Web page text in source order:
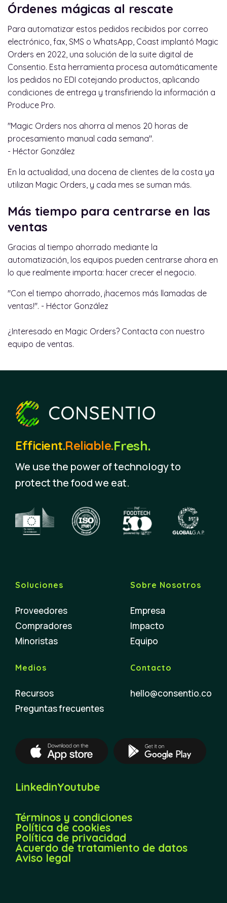
Órdenes mágicas al rescate
Para automatizar estos pedidos recibidos por correo
electrónico, fax, SMS o WhatsApp, Coast implantó Magic
Orders en 2022, una solución de la suite digital de
Consentio. Esta herramienta procesa automáticamente
los pedidos no EDI cotejando productos, aplicando
condiciones de entrega y transfiriendo la información a
Produce Pro.
"Magic Orders nos ahorra al menos 20 horas de
procesamiento manual cada semana".
- Héctor González
En la actualidad, una docena de clientes de la costa ya
utilizan Magic Orders, y cada mes se suman más.
Más tiempo para centrarse en las
ventas
Gracias al tiempo ahorrado mediante la
automatización, los equipos pueden centrarse ahora en
lo que realmente importa: hacer crecer el negocio.
"Con el tiempo ahorrado, ¡hacemos más llamadas de
ventas!". - Héctor González
¿Interesado en Magic Orders? Contacta con nuestro
equipo de ventas.
Efficient.Reliable.Fresh.
We use the power of technology to
protect the food we eat.
Soluciones
Proveedores
Compradores
Minoristas
Sobre Nosotros
Empresa
Impacto
Equipo
Medios
Recursos
Preguntas frecuentes
Contacto
hello@consentio.co
Términos y condiciones
Política de cookies
Política de privacidad
Acuerdo de tratamiento de datos
Aviso legal
LinkedinYoutube